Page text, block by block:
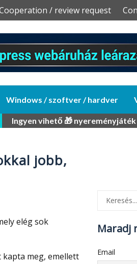
/ review request
Windows / szoftver / hardver
Ingyen vihető 🎁 nyereményjáték
jobb,
elég sok
Maradj
Email